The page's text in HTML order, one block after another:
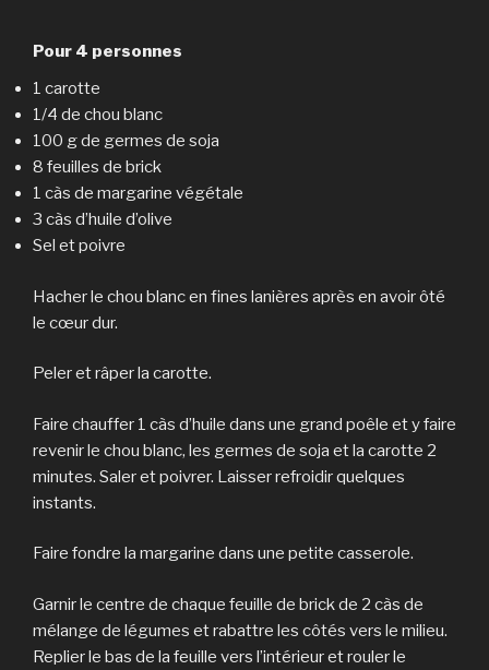
Pour 4 personnes
1 carotte
1/4 de chou blanc
100 g de germes de soja
8 feuilles de brick
1 càs de margarine végétale
3 càs d’huile d’olive
Sel et poivre
Hacher le chou blanc en fines lanières après en avoir ôté
le cœur dur.
Peler et râper la carotte.
Faire chauffer 1 càs d’huile dans une grand poêle et y faire
revenir le chou blanc, les germes de soja et la carotte 2
minutes. Saler et poivrer. Laisser refroidir quelques
instants.
Faire fondre la margarine dans une petite casserole.
Garnir le centre de chaque feuille de brick de 2 càs de
mélange de légumes et rabattre les côtés vers le milieu.
Replier le bas de la feuille vers l’intérieur et rouler le